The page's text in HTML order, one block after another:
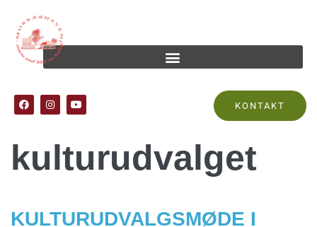
KONTAKT
Tag:
kulturudvalget
KULTURUDVALGSMØDE I